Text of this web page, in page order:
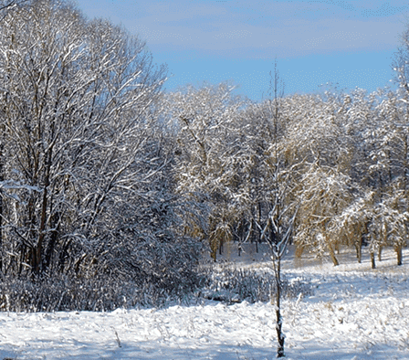
Exporter les lignes sélectionnées
Exporter toutes les colonnes
Exporter uniquement les colonnes affichées
Menu
Ajoutez un logo, un bouton, des réseaux sociaux
Cliquez pour éditer
ACCUEIL▴▾
QUI SOMMES-NOUS ?▴▾
Notre association
Nos réussites
Notre équipe
Nous contacter